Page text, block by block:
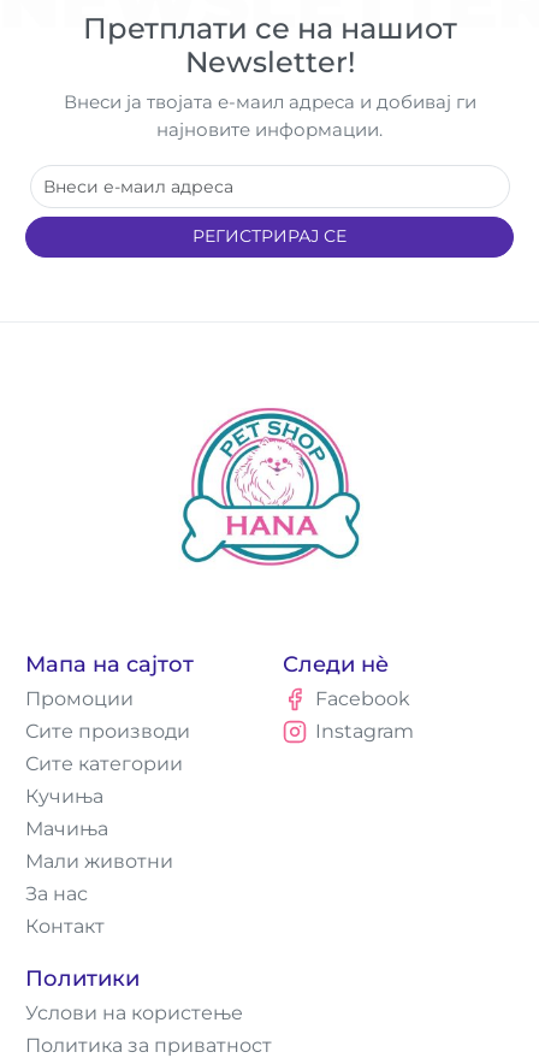
Претплати се на нашиот
Newsletter!
Внеси ја твојата е-маил адреса и добивај ги
најновите информации.
РЕГИСТРИРАЈ СЕ
Мапа на сајтот
Промоции
Сите производи
Сите категории
Кучиња
Мачиња
Мали животни
За нас
Контакт
Политики
Услови на користење
Политика за приватност
Следи нè
Facebook
Instagram